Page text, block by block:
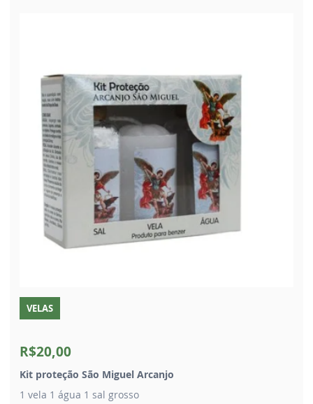
VELAS
R$20,00
Kit proteção São Miguel Arcanjo
1 vela 1 água 1 sal grosso